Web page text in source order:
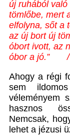
új ruhából
tömlőbe, mert
elfolyna, sőt a
az új bort új
óbort ivott, az
óbor a jó.”
Ahogy a régi
sem
véleményem
hasznos
Nemcsak,
lehet a jézusi